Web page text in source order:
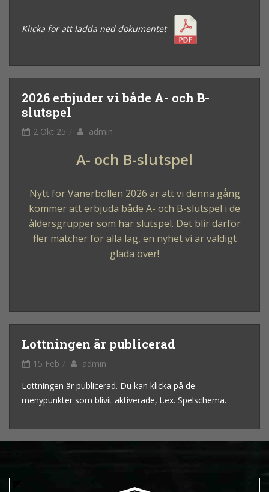
Klicka för att ladda ned dokumentet
2026 erbjuder vi både A- och B-
slutspel
2 Okt 25 admin
A- och B-slutspel
Nytt för Vänerbollen 2026 är att vi denna gång
kommer att erbjuda både A- och B-slutspel i de
åldersgrupper som har slutspel. Det blir därför
fler matcher för alla lag, en nyhet vi är väldigt
glada över!
Lottningen är publicerad
15 Feb
admin
Lottningen är publicerad. Du kan klicka på de
menypunkter som blivit aktiverade, t.ex. Spelschema.